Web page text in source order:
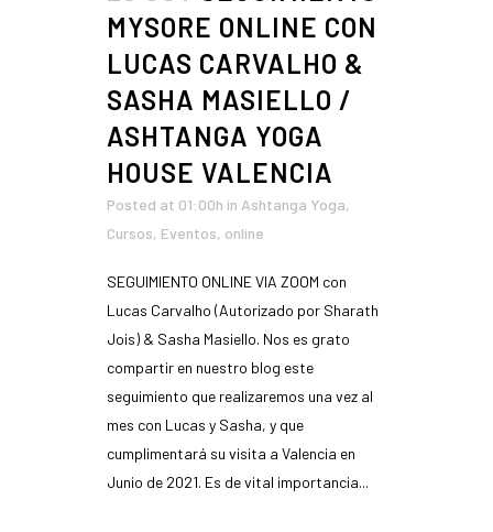
MYSORE ONLINE CON
LUCAS CARVALHO &
SASHA MASIELLO /
ASHTANGA YOGA
HOUSE VALENCIA
Posted at 01:00h in Ashtanga Yoga,
Cursos, Eventos, online
SEGUIMIENTO ONLINE VIA ZOOM con
Lucas Carvalho (Autorizado por Sharath
Jois) & Sasha Masiello. Nos es grato
compartir en nuestro blog este
seguimiento que realizaremos una vez al
mes con Lucas y Sasha, y que
cumplimentará su visita a Valencia en
Junio de 2021. Es de vital importancia...